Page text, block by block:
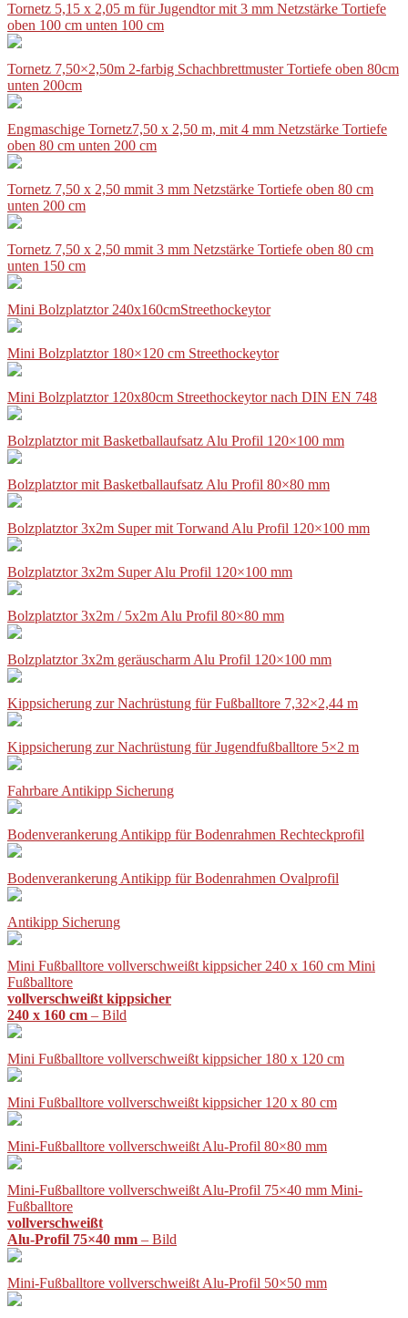
Tornetz 5,15 x 2,05 m für Jugendtor mit 3 mm Netzstärke Tortiefe
oben 100 cm unten 100 cm
Tornetz 7,50×2,50m 2-farbig Schachbrettmuster Tortiefe oben 80cm
unten 200cm
Engmaschige Tornetz7,50 x 2,50 m, mit 4 mm Netzstärke Tortiefe
oben 80 cm unten 200 cm
Tornetz 7,50 x 2,50 mmit 3 mm Netzstärke Tortiefe oben 80 cm
unten 200 cm
Tornetz 7,50 x 2,50 mmit 3 mm Netzstärke Tortiefe oben 80 cm
unten 150 cm
Mini Bolzplatztor 240x160cmStreethockeytor
Mini Bolzplatztor 180×120 cm Streethockeytor
Mini Bolzplatztor 120x80cm Streethockeytor nach DIN EN 748
Bolzplatztor mit Basketballaufsatz Alu Profil 120×100 mm
Bolzplatztor mit Basketballaufsatz Alu Profil 80×80 mm
Bolzplatztor 3x2m Super mit Torwand Alu Profil 120×100 mm
Bolzplatztor 3x2m Super Alu Profil 120×100 mm
Bolzplatztor 3x2m / 5x2m Alu Profil 80×80 mm
Bolzplatztor 3x2m geräuscharm Alu Profil 120×100 mm
Kippsicherung zur Nachrüstung für Fußballtore 7,32×2,44 m
Kippsicherung zur Nachrüstung für Jugendfußballtore 5×2 m
Fahrbare Antikipp Sicherung
Bodenverankerung Antikipp für Bodenrahmen Rechteckprofil
Bodenverankerung Antikipp für Bodenrahmen Ovalprofil
Antikipp Sicherung
Mini Fußballtore vollverschweißt kippsicher 240 x 160 cm Mini
Fußballtore
vollverschweißt kippsicher
240 x 160 cm – Bild
Mini Fußballtore vollverschweißt kippsicher 180 x 120 cm
Mini Fußballtore vollverschweißt kippsicher 120 x 80 cm
Mini-Fußballtore vollverschweißt Alu-Profil 80×80 mm
Mini-Fußballtore vollverschweißt Alu-Profil 75×40 mm Mini-
Fußballtore
vollverschweißt
Alu-Profil 75×40 mm – Bild
Mini-Fußballtore vollverschweißt Alu-Profil 50×50 mm